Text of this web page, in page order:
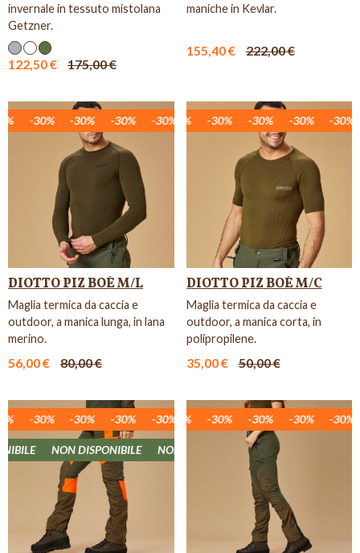
invernale in tessuto mistolana
Getzner.
122,50 € 175,00 €
maniche in Kevlar.
155,40 € 222,00 €
-30% -30% -30% -30% -30% -30% -30% -30% -
DIOTTO PIZ BOÈ M/L
Maglia termica da caccia e
outdoor, a manica lunga, in lana
merino.
56,00 € 80,00 €
-30% -30% -30% -30% -30% -30% -30% -30%
DIOTTO PIZ BOÈ M/C
Maglia termica da caccia e
outdoor, a manica corta, in
polipropilene.
35,00 € 50,00 €
-30% -30% -30% -30% -30% -30% -30% -30% -
NON DISPONIBILE NON DISPONIBILE NON DISPONIBILE
-30% -30% -30% -30% -30% -30% -30% -30%